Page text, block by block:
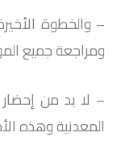
– والخطوة
ومراجعة جميع
– لا بد من إحضار
المعدنية وهذه